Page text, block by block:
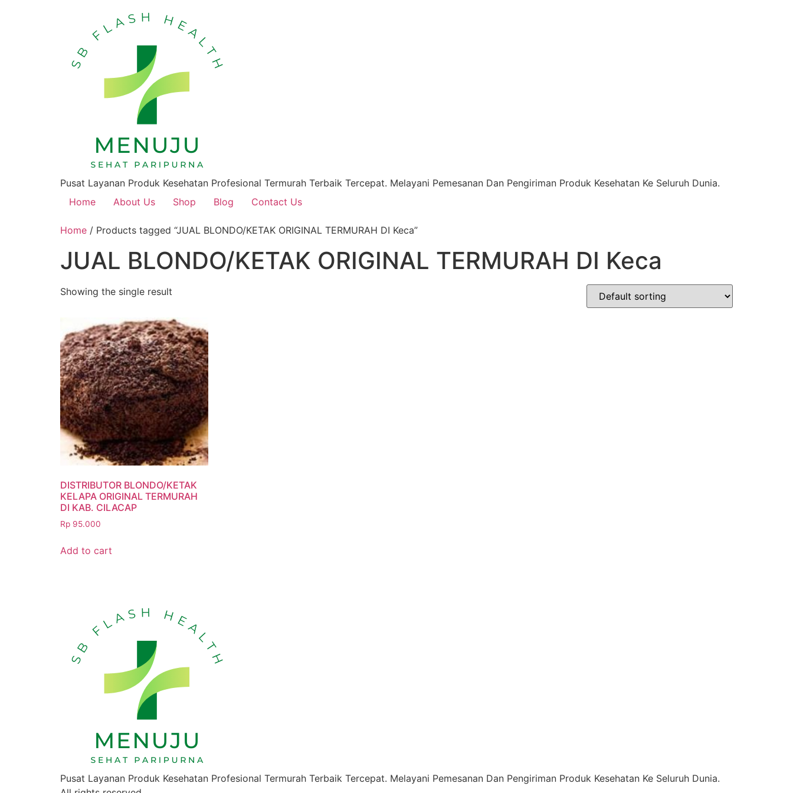
Pusat Layanan Produk Kesehatan Profesional Termurah Terbaik Tercepat. Melayani Pemesanan Dan Pengiriman Produk Kesehatan Ke Seluruh Dunia.
Home
About Us Shop Blog Contact Us
Home / Products tagged “JUAL BLONDO/KETAK ORIGINAL TERMURAH DI Keca”
JUAL BLONDO/KETAK ORIGINAL TERMURAH DI Keca
Showing the single result
DISTRIBUTOR BLONDO/KETAK
KELAPA ORIGINAL TERMURAH
DI KAB. CILACAP
Rp 95.000
Add to cart
Pusat Layanan Produk Kesehatan Profesional Termurah Terbaik Tercepat. Melayani Pemesanan Dan Pengiriman Produk Kesehatan Ke Seluruh Dunia.